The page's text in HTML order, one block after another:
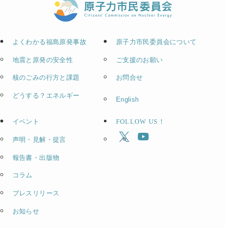
よくわかる福島原発事故
地震と原発の安全性
核のごみの行方と課題
どうする？エネルギー
イベント
声明・見解・提言
報告書・出版物
コラム
プレスリリース
お知らせ
原子力市民委員会について
ご支援のお願い
お問合せ
English
FOLLOW US！